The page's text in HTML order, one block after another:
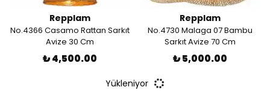
Repplam
No.4366 Casamo Rattan Sarkıt
Avize 30 Cm
₺ 4,500.00
Repplam
No.4730 Malaga 07 Bambu
Sarkıt Avize 70 Cm
₺ 5,000.00
Yükleniyor